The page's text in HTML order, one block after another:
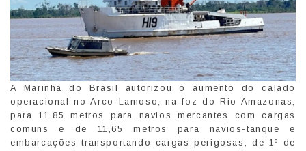
A Marinha do Brasil autorizou o aumento do calado
operacional no Arco Lamoso, na foz do Rio Amazonas,
para 11,85 metros para navios mercantes com cargas
comuns e de 11,65 metros para navios-tanque e
embarcações transportando cargas perigosas, de 1º de